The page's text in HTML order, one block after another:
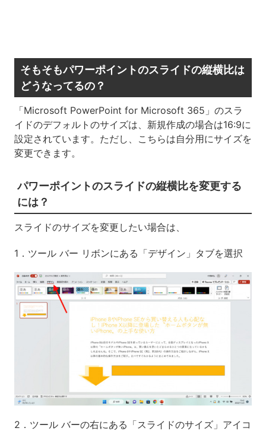
そもそもパワーポイントのスライドの縦横比は
どうなってるの？
「Microsoft PowerPoint for Microsoft 365」のスラ
イドのデフォルトのサイズは、新規作成の場合は16:9に
設定されています。ただし、こちらは自分用にサイズを
変更できます。
パワーポイントのスライドの縦横比を変更する
には？
スライドのサイズを変更したい場合は、
1．ツール バー リボンにある「デザイン」タブを選択
2．ツール バーの右にある「スライドのサイズ」アイコ